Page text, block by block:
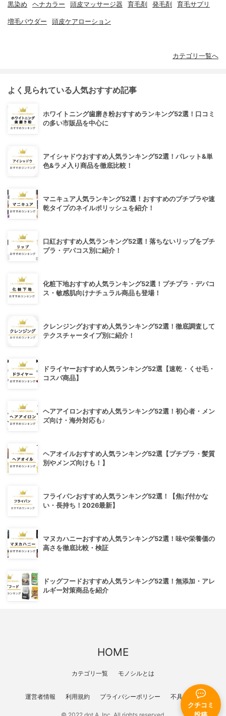
クチコミ
黒染め ヘナカラー 頭皮マッサージ器 育毛剤 発毛剤 育毛サプリ
増毛パウダー 頭皮ケアローション
カテゴリ一覧へ
よく見られている人気おすすめ記事
ホワイトニング歯磨き粉おすすめランキング52選！口コミ
の多い市販品を中心に
アイシャドウおすすめ人気ランキング52選！パレット&単
色&ラメ入り商品を徹底比較！
マニキュア人気ランキング52選！おすすめのプチプラや速
乾タイプのネイルポリッシュを紹介！
口紅おすすめ人気ランキング52選！落ちないリップをプチ
プラ・デパコス別に紹介！
化粧下地おすすめ人気ランキング52選！プチプラ・デパコ
ス・敏感肌向けナチュラル商品も登場！
クレンジングおすすめ人気ランキング52選！徹底調査して
テクスチャータイプ別に紹介！
ドライヤーおすすめ人気ランキング52選【速乾・くせ毛・
コスパ商品】
ヘアアイロンおすすめ人気ランキング52選！初心者・メン
ズ向け・海外対応も♪
ヘアオイルおすすめ人気ランキング52選【プチプラ・髪質
別やメンズ向けも！】
フライパンおすすめ人気ランキング52選！【焦げ付かな
い・長持ち！2026最新】
マヌカハニーおすすめ人気ランキング52選！味や栄養価の
高さを徹底比較・検証
ドッグフードおすすめ人気ランキング52選！無添加・アレ
ルギー対策商品を紹介
HOME
カテゴリ一覧 モノシルとは
運営者情報 利用規約 プライバシーポリシー 不具合報告